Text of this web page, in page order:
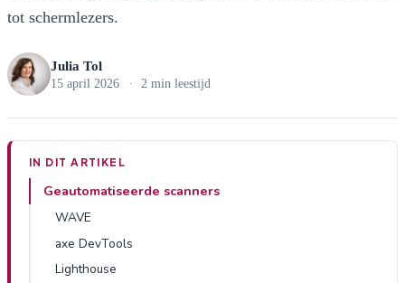
tot schermlezers.
Julia Tol
15 april 2026 · 2 min leestijd
IN DIT ARTIKEL
Geautomatiseerde scanners
WAVE
axe DevTools
Lighthouse